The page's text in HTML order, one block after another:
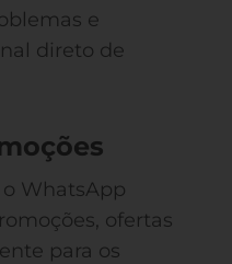
e
direto de
WhatsApp
ofertas
para os